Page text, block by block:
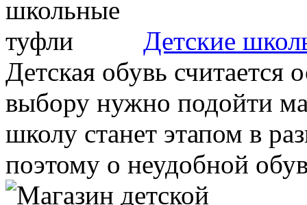
Детские
Детская обувь считается
выбору нужно подойти
школу станет этапом в
поэтому о неудобной